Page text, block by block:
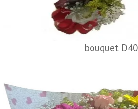
bouquet D40